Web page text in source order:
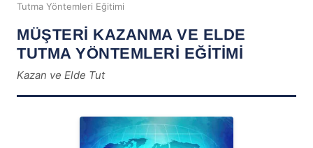
Tutma Yöntemleri Eğitimi
MÜŞTERİ KAZANMA VE ELDE
TUTMA YÖNTEMLERİ EĞİTİMİ
Kazan ve Elde Tut